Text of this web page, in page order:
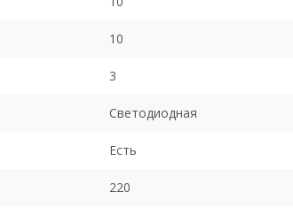
10
3
Светодиодная
Есть
220